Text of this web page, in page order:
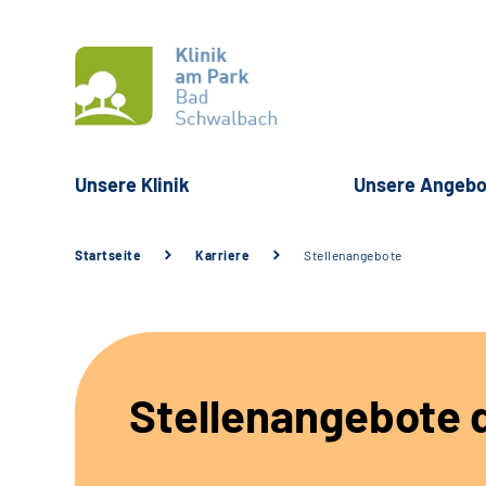
Unsere Klinik Unsere
Startseite Karriere Stellenangebote
Stellenangebote